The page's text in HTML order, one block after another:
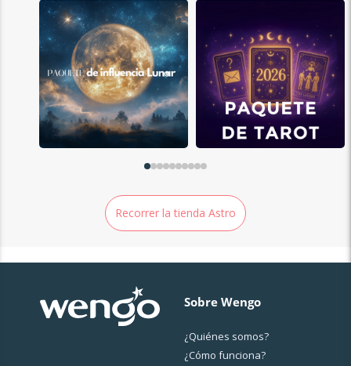
Recorrer la tienda Astro
Sobre Wengo
¿Quiénes somos?
¿Cо́mo funciona?